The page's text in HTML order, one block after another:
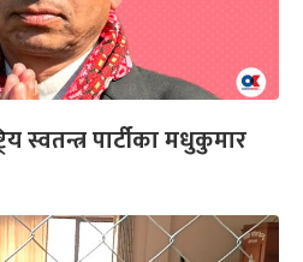
स्वतन्त्र पार्टीका मधुकुमार